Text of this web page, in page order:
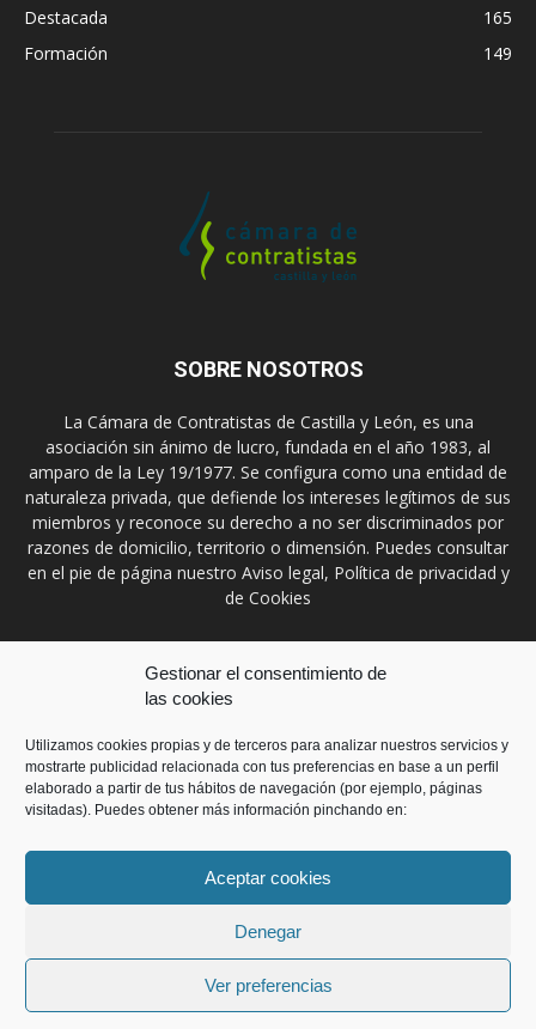
Gestionar el consentimiento de
las cookies
Utilizamos cookies propias y de terceros para analizar nuestros servicios y
mostrarte publicidad relacionada con tus preferencias en base a un perfil
elaborado a partir de tus hábitos de navegación (por ejemplo, páginas
visitadas). Puedes obtener más información pinchando en:
Aceptar cookies
Denegar
Ver preferencias
Destacada
165
Formación
149
SOBRE NOSOTROS
La Cámara de Contratistas de Castilla y León, es una
asociación sin ánimo de lucro, fundada en el año 1983, al
amparo de la Ley 19/1977. Se configura como una entidad de
naturaleza privada, que defiende los intereses legítimos de sus
miembros y reconoce su derecho a no ser discriminados por
razones de domicilio, territorio o dimensión. Puedes consultar
en el pie de página nuestro Aviso legal, Política de privacidad y
de Cookies
Contáctanos:prensa@ccontratistascyl.es
SÍGUENOS
Contacto
© Copyright 2018. Desarrollada porCis21. Reservados todos los
derechos.